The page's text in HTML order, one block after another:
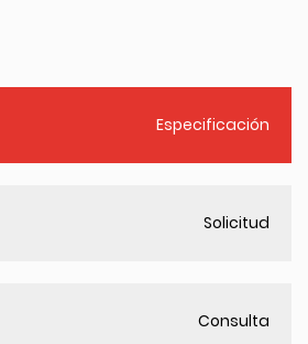
Especificación
Solicitud
Consulta